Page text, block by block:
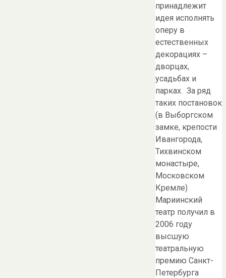
принадлежит
идея исполнять
оперу в
естественных
декорациях –
дворцах,
усадьбах и
парках. За ряд
таких постановок
(в Выборгском
замке, крепости
Ивангорода,
Тихвинском
монастыре,
Московском
Кремле)
Мариинский
театр получил в
2006 году
высшую
театральную
премию Санкт-
Петербурга